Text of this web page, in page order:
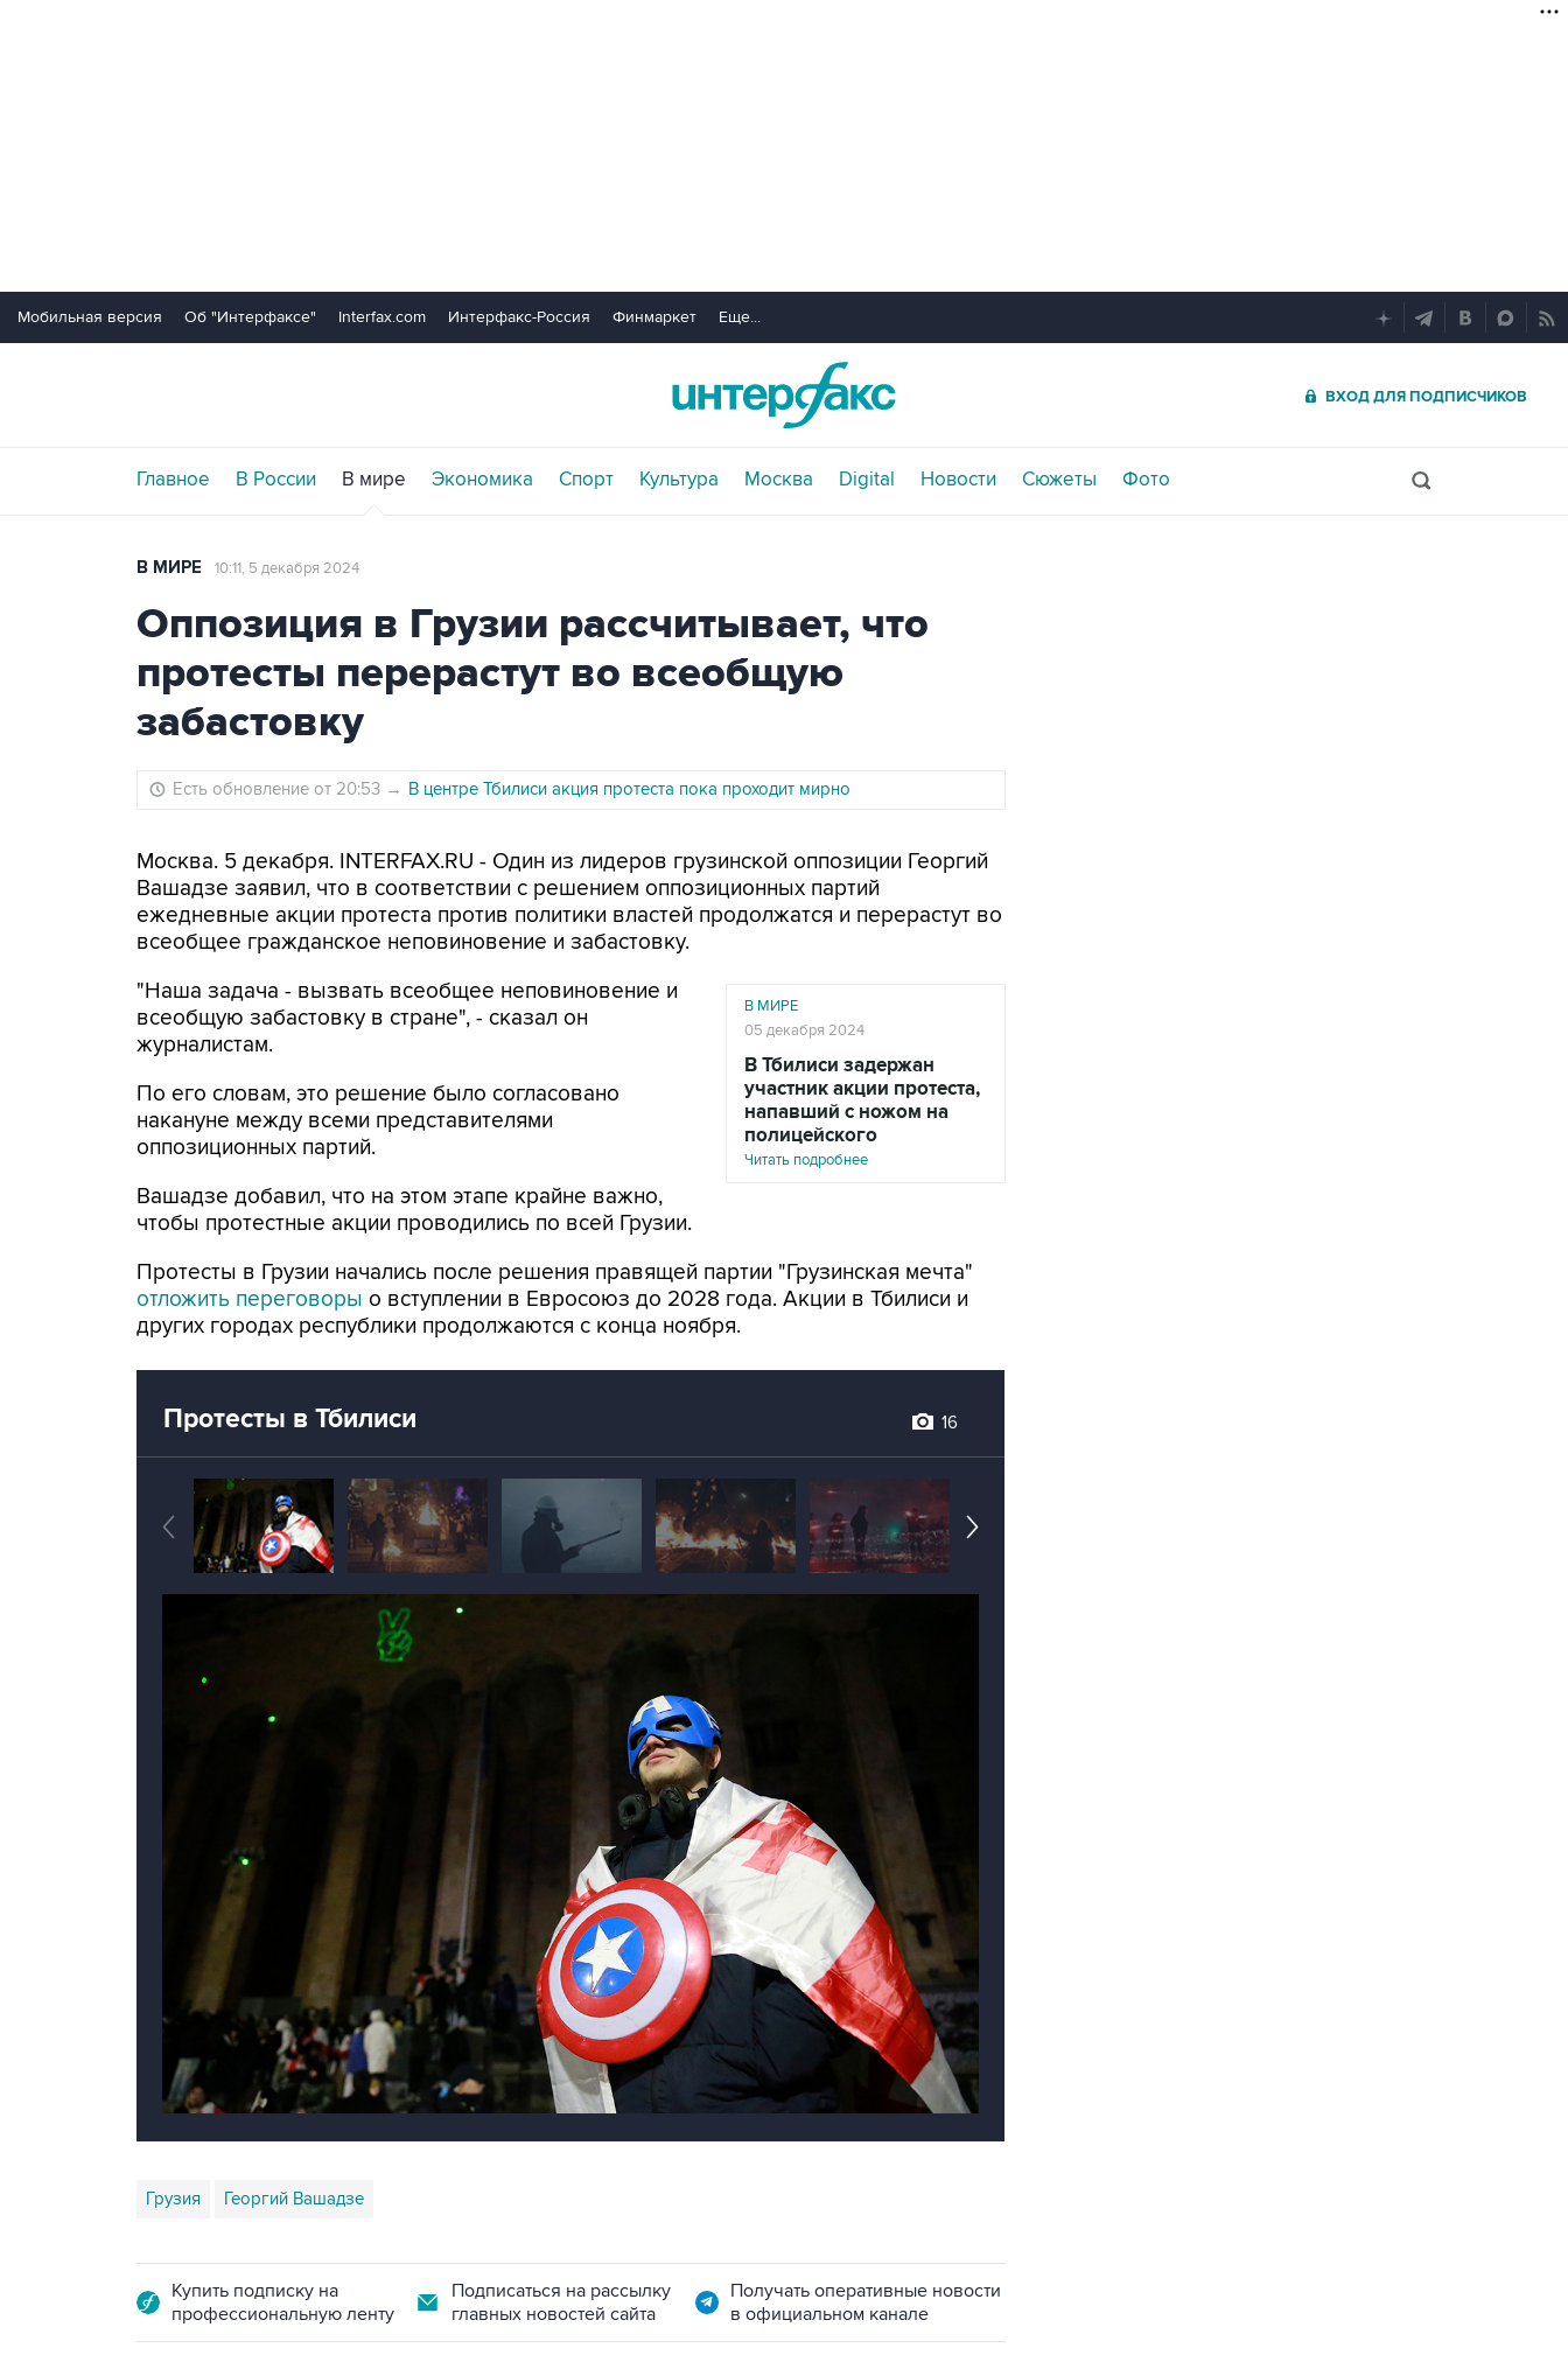
Мобильная версия Об "Интерфаксе" Interfax.com Интерфакс-Россия Финмаркет Еще...
ВХОД ДЛЯ ПОДПИСЧИКОВ
Главное В России В мире Экономика Спорт Культура Москва Digital Новости Сюжеты Фото
В МИРЕ 10:11, 5 декабря 2024
Оппозиция в Грузии рассчитывает, что
протесты перерастут во всеобщую
забастовку
Есть обновление от 20:53 → В центре Тбилиси акция протеста пока проходит мирно
Москва. 5 декабря. INTERFAX.RU - Один из лидеров грузинской оппозиции Георгий
Вашадзе заявил, что в соответствии с решением оппозиционных партий
ежедневные акции протеста против политики властей продолжатся и перерастут во
всеобщее гражданское неповиновение и забастовку.
В МИРЕ
05 декабря 2024
В Тбилиси задержан
участник акции протеста,
напавший с ножом на
полицейского
Читать подробнее
"Наша задача - вызвать всеобщее неповиновение и
всеобщую забастовку в стране", - сказал он
журналистам.
По его словам, это решение было согласовано
накануне между всеми представителями
оппозиционных партий.
Вашадзе добавил, что на этом этапе крайне важно,
чтобы протестные акции проводились по всей Грузии.
Протесты в Грузии начались после решения правящей партии "Грузинская мечта"
отложить переговоры о вступлении в Евросоюз до 2028 года. Акции в Тбилиси и
других городах республики продолжаются с конца ноября.
Протесты в Тбилиси 16
Грузия Георгий Вашадзе
Купить подписку на
профессиональную ленту
Подписаться на рассылку
главных новостей сайта
Получать оперативные новости
в официальном канале